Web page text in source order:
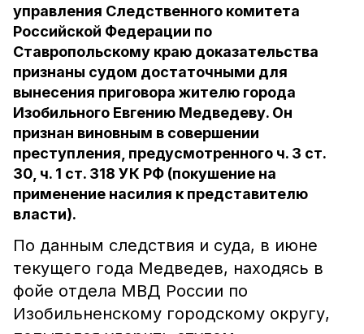
управления Следственного комитета
Российской Федерации по
Ставропольскому краю доказательства
признаны судом достаточными для
вынесения приговора жителю города
Изобильного Евгению Медведеву. Он
признан виновным в совершении
преступления, предусмотренного ч. 3 ст.
30, ч. 1 ст. 318 УК РФ (покушение на
применение насилия к представителю
власти).
По данным следствия и суда, в июне
текущего года Медведев, находясь в
фойе отдела МВД России по
Изобильненскому городскому округу,